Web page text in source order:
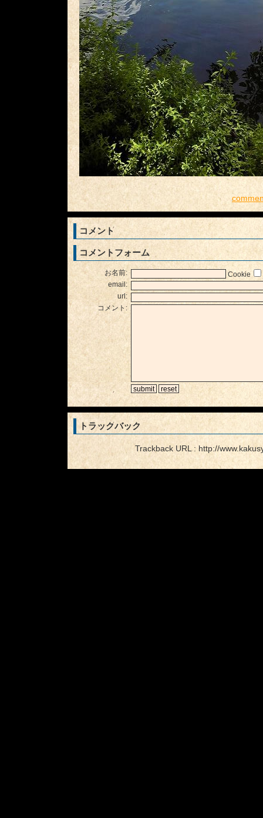
コメント
コメントフォーム
お名前:
Cookie
email:
url:
コメント:
トラックバック
Trackback URL : http://